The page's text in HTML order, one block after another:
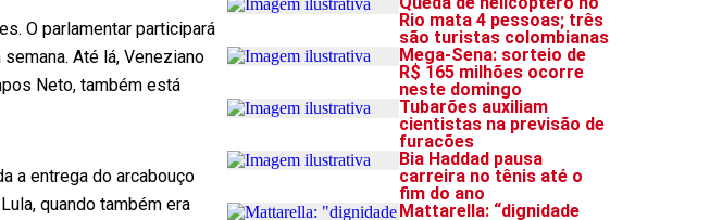
O parlamentar participará
Até lá, Veneziano
Neto, também está
a entrega do arcabouço
quando também era